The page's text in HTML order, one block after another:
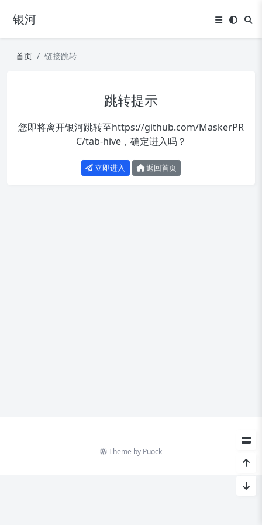
银河
首页 链接跳转
跳转提示
您即将离开银河跳转至https://github.com/MaskerPR
C/tab-hive，确定进入吗？
立即进入 返回首页
Theme by Puock